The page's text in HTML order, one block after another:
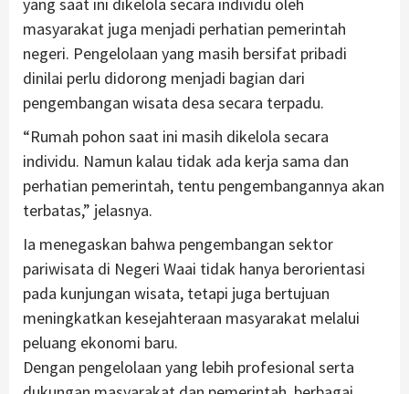
masyarakat juga menjadi perhatian pemerintah
negeri. Pengelolaan yang masih bersifat pribadi
dinilai perlu didorong menjadi bagian dari
pengembangan wisata desa secara terpadu.
“Rumah pohon saat ini masih dikelola secara
individu. Namun kalau tidak ada kerja sama dan
perhatian pemerintah, tentu pengembangannya akan
terbatas,” jelasnya.
Ia menegaskan bahwa pengembangan sektor
pariwisata di Negeri Waai tidak hanya berorientasi
pada kunjungan wisata, tetapi juga bertujuan
meningkatkan kesejahteraan masyarakat melalui
peluang ekonomi baru.
Dengan pengelolaan yang lebih profesional serta